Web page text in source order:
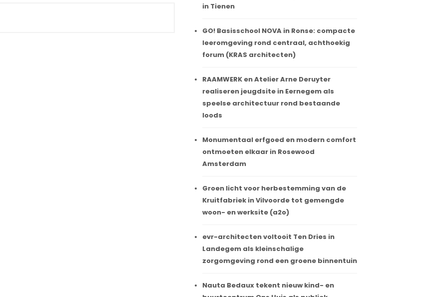
in Tienen
GO! Basisschool NOVA in Ronse: compacte
leeromgeving rond centraal, achthoekig
forum (KRAS architecten)
RAAMWERK en Atelier Arne Deruyter
realiseren jeugdsite in Eernegem als
speelse architectuur rond bestaande
loods
Monumentaal erfgoed en modern comfort
ontmoeten elkaar in Rosewood
Amsterdam
Groen licht voor herbestemming van de
Kruitfabriek in Vilvoorde tot gemengde
woon- en werksite (a2o)
evr-architecten voltooit Ten Dries in
Landegem als kleinschalige
zorgomgeving rond een groene binnentuin
Nauta Bedaux tekent nieuw kind- en